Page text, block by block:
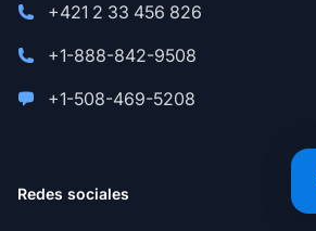
+421 2 33 456 826
+1-888-842-9508
+1-508-469-5208
Redes sociales